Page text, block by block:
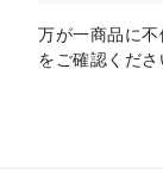
万が一商品に不
をご確認くださ